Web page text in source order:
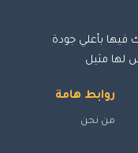
فيها بأعلي جودة
لها مثيل
روابط هامة
من نحن